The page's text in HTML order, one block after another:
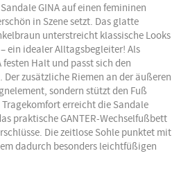
GINA auf einen femininen
in Szene setzt. Das glatte
unterstreicht klassische Looks
ein idealer Alltagsbegleiter! Als
Halt und passt sich den
zusätzliche Riemen an der äußeren
sondern stützt den Fuß
erreicht die Sandale
praktische GANTER-Wechselfußbett
Die zeitlose Sohle punktet mit
dadurch besonders leichtfüßigen